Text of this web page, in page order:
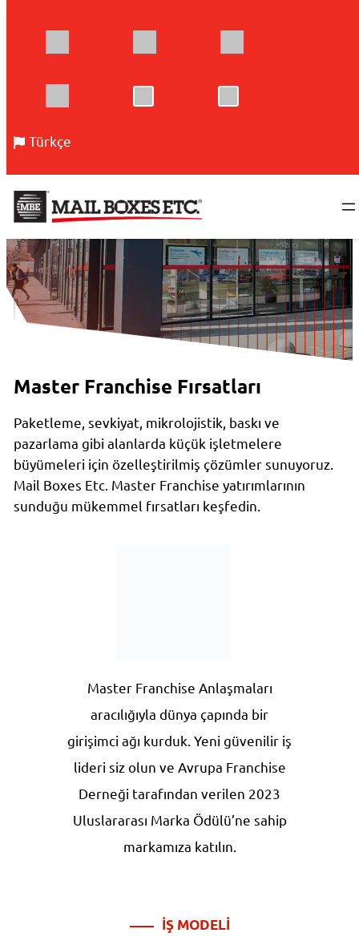
geç
Türkçe
Master Franchise Fırsatları
Paketleme, sevkiyat, mikrolojistik, baskı ve
pazarlama gibi alanlarda küçük işletmelere
büyümeleri için özelleştirilmiş çözümler sunuyoruz.
Mail Boxes Etc. Master Franchise yatırımlarının
sunduğu mükemmel fırsatları keşfedin.
Master Franchise Anlaşmaları
aracılığıyla dünya çapında bir
girişimci ağı kurduk. Yeni güvenilir iş
lideri siz olun ve Avrupa Franchise
Derneği tarafından verilen 2023
Uluslararası Marka Ödülü’ne sahip
markamıza katılın.
İŞ MODELİ